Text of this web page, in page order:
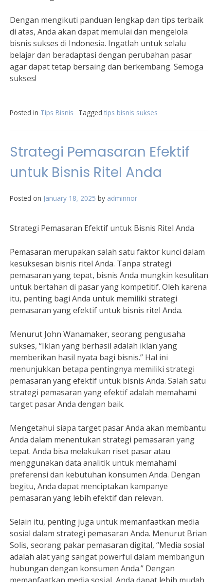
Dengan mengikuti panduan lengkap dan tips terbaik
di atas, Anda akan dapat memulai dan mengelola
bisnis sukses di Indonesia. Ingatlah untuk selalu
belajar dan beradaptasi dengan perubahan pasar
agar dapat tetap bersaing dan berkembang. Semoga
sukses!
Posted in Tips Bisnis Tagged tips bisnis sukses
Strategi Pemasaran Efektif
untuk Bisnis Ritel Anda
Posted on January 18, 2025 by adminnor
Strategi Pemasaran Efektif untuk Bisnis Ritel Anda
Pemasaran merupakan salah satu faktor kunci dalam
kesuksesan bisnis ritel Anda. Tanpa strategi
pemasaran yang tepat, bisnis Anda mungkin kesulitan
untuk bertahan di pasar yang kompetitif. Oleh karena
itu, penting bagi Anda untuk memiliki strategi
pemasaran yang efektif untuk bisnis ritel Anda.
Menurut John Wanamaker, seorang pengusaha
sukses, “Iklan yang berhasil adalah iklan yang
memberikan hasil nyata bagi bisnis.” Hal ini
menunjukkan betapa pentingnya memiliki strategi
pemasaran yang efektif untuk bisnis Anda. Salah satu
strategi pemasaran yang efektif adalah memahami
target pasar Anda dengan baik.
Mengetahui siapa target pasar Anda akan membantu
Anda dalam menentukan strategi pemasaran yang
tepat. Anda bisa melakukan riset pasar atau
menggunakan data analitik untuk memahami
preferensi dan kebutuhan konsumen Anda. Dengan
begitu, Anda dapat menciptakan kampanye
pemasaran yang lebih efektif dan relevan.
Selain itu, penting juga untuk memanfaatkan media
sosial dalam strategi pemasaran Anda. Menurut Brian
Solis, seorang pakar pemasaran digital, “Media sosial
adalah alat yang sangat powerful dalam membangun
hubungan dengan konsumen Anda.” Dengan